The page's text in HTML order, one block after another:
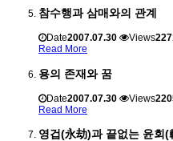
참수행과 삼매와의 관계
Date2007.07.30 Views
Read More
용의 존재와 꿈
Date2007.07.30 Views
Read More
영겁(永劫)과 끝없는 윤회(